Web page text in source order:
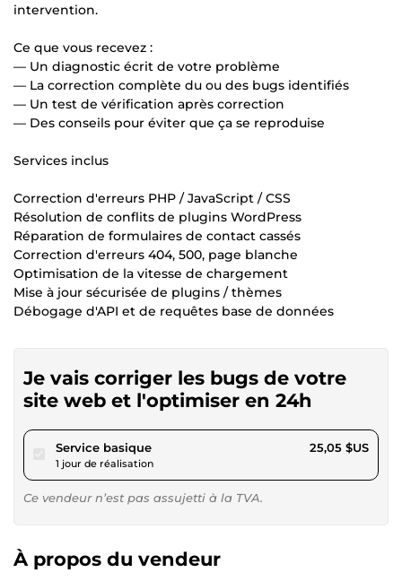
intervention.
Ce que vous recevez :
— Un diagnostic écrit de votre problème
— La correction complète du ou des bugs identifiés
— Un test de vérification après correction
— Des conseils pour éviter que ça se reproduise
Services inclus
Correction d'erreurs PHP / JavaScript / CSS
Résolution de conflits de plugins WordPress
Réparation de formulaires de contact cassés
Correction d'erreurs 404, 500, page blanche
Optimisation de la vitesse de chargement
Mise à jour sécurisée de plugins / thèmes
Débogage d'API et de requêtes base de données
Je vais corriger les bugs de votre
site web et l'optimiser en 24h
Service basiquepour 23,09 $US
1 jour de réalisation
25,05 $US
Ce vendeur n’est pas assujetti à la TVA.
À propos du vendeur